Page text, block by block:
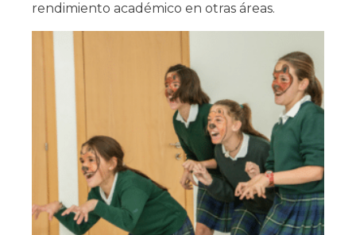
rendimiento académico en otras áreas.